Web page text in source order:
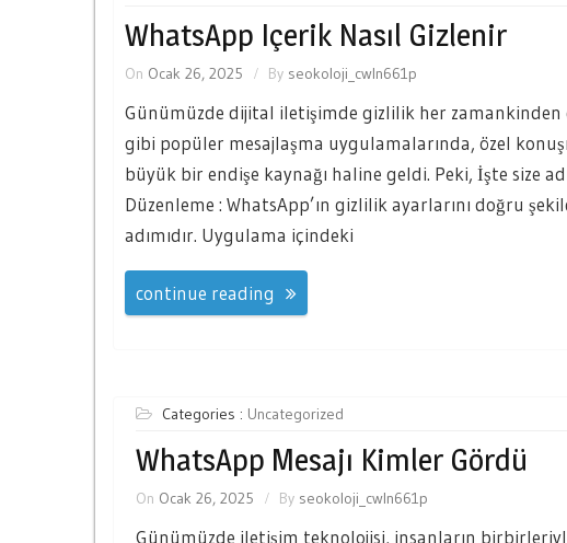
WhatsApp Içerik Nasıl Gizlenir
On Ocak 26, 2025 By seokoloji_cwln661p
Günümüzde dijital iletişimde gizlilik her
gibi popüler mesajlaşma uygulamalarında, özel
büyük bir endişe kaynağı haline geldi. Peki, İşte size
Düzenleme : WhatsApp’ın gizlilik ayarlarını doğru
adımıdır. Uygulama içindeki
continue reading
Categories : Uncategorized
WhatsApp Mesajı Kimler Gördü
On Ocak 26, 2025 By seokoloji_cwln661p
Günümüzde iletişim teknolojisi, insanların